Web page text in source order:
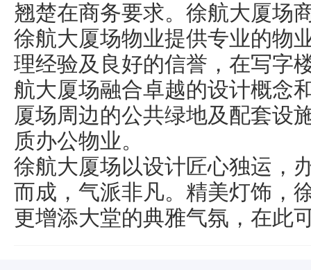
翘楚在商务要求。徐航大厦场
徐航大厦场物业提供专业的物
理经验及良好的信誉，在写字
航大厦场融合卓越的设计概念
厦场周边的公共绿地及配套设
质办公物业。
徐航大厦场以设计匠心独运，
而成，气派非凡。精美灯饰，
更增添大堂的典雅气氛，在此